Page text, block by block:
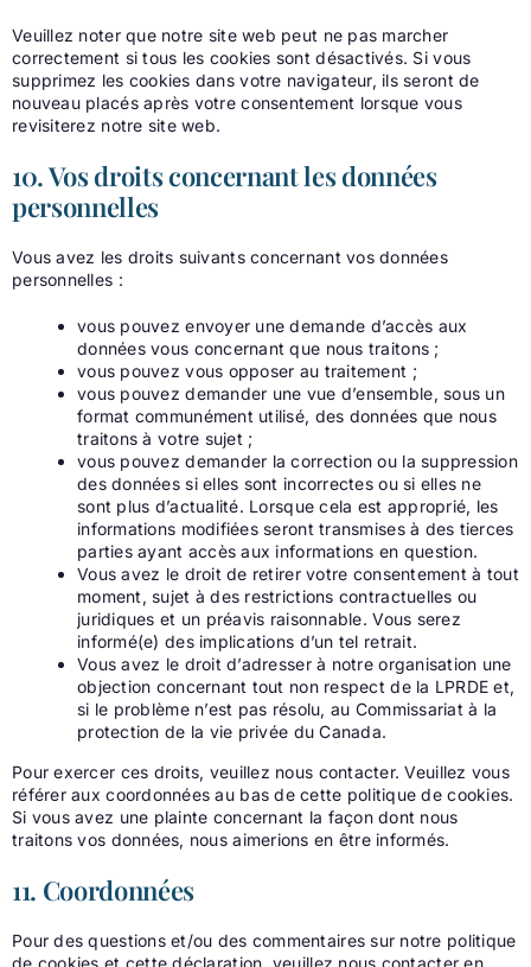
Veuillez noter que notre site web peut ne pas marcher
correctement si tous les cookies sont désactivés. Si vous
supprimez les cookies dans votre navigateur, ils seront de
nouveau placés après votre consentement lorsque vous
revisiterez notre site web.
10. Vos droits concernant les données
personnelles
Vous avez les droits suivants concernant vos données
personnelles :
vous pouvez envoyer une demande d’accès aux
données vous concernant que nous traitons ;
vous pouvez vous opposer au traitement ;
vous pouvez demander une vue d’ensemble, sous un
format communément utilisé, des données que nous
traitons à votre sujet ;
vous pouvez demander la correction ou la suppression
des données si elles sont incorrectes ou si elles ne
sont plus d’actualité. Lorsque cela est approprié, les
informations modifiées seront transmises à des tierces
parties ayant accès aux informations en question.
Vous avez le droit de retirer votre consentement à tout
moment, sujet à des restrictions contractuelles ou
juridiques et un préavis raisonnable. Vous serez
informé(e) des implications d’un tel retrait.
Vous avez le droit d’adresser à notre organisation une
objection concernant tout non respect de la LPRDE et,
si le problème n’est pas résolu, au Commissariat à la
protection de la vie privée du Canada.
Pour exercer ces droits, veuillez nous contacter. Veuillez vous
référer aux coordonnées au bas de cette politique de cookies.
Si vous avez une plainte concernant la façon dont nous
traitons vos données, nous aimerions en être informés.
11. Coordonnées
Pour des questions et/ou des commentaires sur notre politique
de cookies et cette déclaration, veuillez nous contacter en